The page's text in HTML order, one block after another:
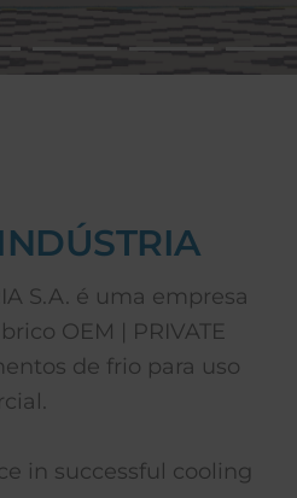
S.A. é uma empresa
OEM | PRIVATE
de frio para uso
in successful cooling